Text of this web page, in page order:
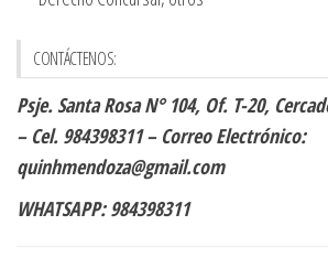
CONTÁCTENOS:
Psje. Santa Rosa N° 104, Of. T-20,
– Cel. 984398311 – Correo Electrónico:
quinhmendoza@gmail.com
WHATSAPP: 984398311